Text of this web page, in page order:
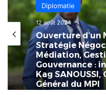
Diplomatie
12 août 2024
Ouverture d’un
Stratégie
Médiation,
Gouvernance :
Kag
Général du MPI